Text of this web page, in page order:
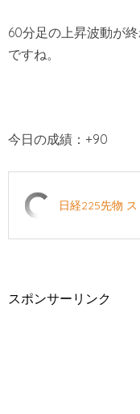
60分足の上昇波動が
ですね。
今日の成績：+90
日経225先物
スポンサーリンク